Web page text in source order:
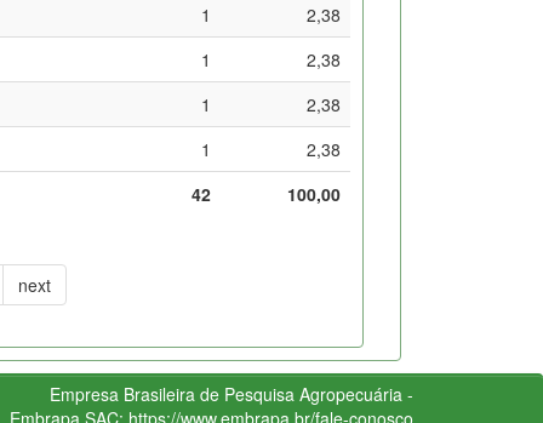
1
2,38
1
2,38
1
2,38
1
2,38
42
100,00
next
Empresa Brasileira de Pesquisa Agropecuária -
Embrapa SAC: https://www.embrapa.br/fale-conosco